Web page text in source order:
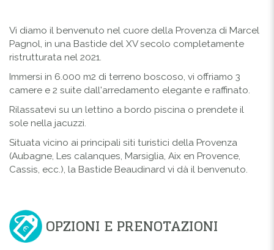
Vi diamo il benvenuto nel cuore della Provenza di Marcel
Pagnol, in una Bastide del XV secolo completamente
ristrutturata nel 2021.
Immersi in 6.000 m2 di terreno boscoso, vi offriamo 3
camere e 2 suite dall'arredamento elegante e raffinato.
Rilassatevi su un lettino a bordo piscina o prendete il
sole nella jacuzzi.
Situata vicino ai principali siti turistici della Provenza
(Aubagne, Les calanques, Marsiglia, Aix en Provence,
Cassis, ecc.), la Bastide Beaudinard vi dà il benvenuto.
OPZIONI E PRENOTAZIONI